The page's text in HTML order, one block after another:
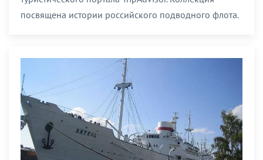
посвящена истории российского подводного флота.